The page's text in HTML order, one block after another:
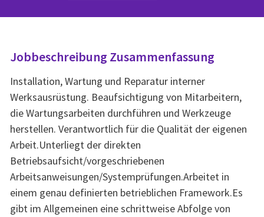
Jobbeschreibung Zusammenfassung
Installation, Wartung und Reparatur interner
Werksausrüstung. Beaufsichtigung von Mitarbeitern,
die Wartungsarbeiten durchführen und Werkzeuge
herstellen. Verantwortlich für die Qualität der eigenen
Arbeit.Unterliegt der direkten
Betriebsaufsicht/vorgeschriebenen
Arbeitsanweisungen/Systemprüfungen.Arbeitet in
einem genau definierten betrieblichen Framework.Es
gibt im Allgemeinen eine schrittweise Abfolge von